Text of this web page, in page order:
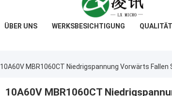
ÜBER UNS WERKSBESICHTIGUNG
10A60V MBR1060CT Niedrigspannung Vorwärts
10A60V MBR1060CT